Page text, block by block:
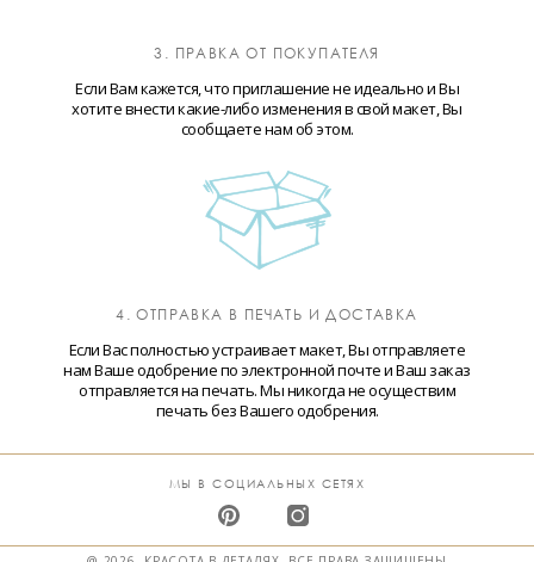
3. ПРАВКА ОТ ПОКУПАТЕЛЯ
Если Вам кажется, что приглашение не идеально и Вы
хотите внести какие-либо изменения в свой макет, Вы
сообщаете нам об этом.
4. ОТПРАВКА В ПЕЧАТЬ И ДОСТАВКА
Если Вас полностью устраивает макет, Вы отправляете
нам Ваше одобрение по электронной почте и Ваш заказ
отправляется на печать. Мы никогда не осуществим
печать без Вашего одобрения.
МЫ В СОЦИАЛЬНЫХ СЕТЯХ